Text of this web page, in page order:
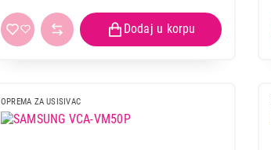
OPREMA ZA USISIVAC